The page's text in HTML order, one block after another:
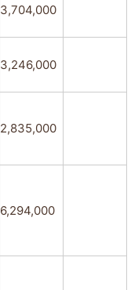
3,704,000
3,246,000
2,835,000
6,294,000